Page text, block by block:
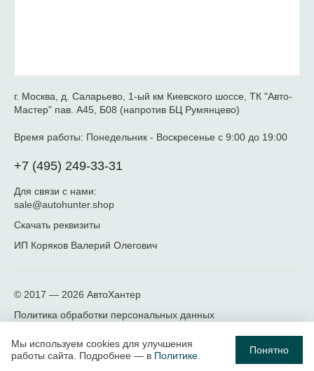
г. Москва, д. Саларьево, 1-ый км Киевского шоссе, ТК "Авто-
Мастер" пав. А45, Б08 (напротив БЦ Румянцево)
Время работы: Понедельник - Воскресенье с 9:00 до 19:00
+7 (495) 249-33-31
Для связи с нами:
sale@autohunter.shop
Скачать реквизиты
ИП Коряков Валерий Олегович
© 2017 — 2026 АвтоХантер
Политика обработки персональных данных
Мы используем cookies для улучшения
работы сайта. Подробнее — в Политике Понятно